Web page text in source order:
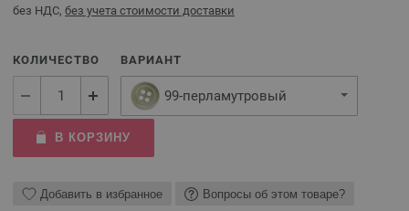
без НДС, без учета стоимости доставки
КОЛИЧЕСТВО ВАРИАНТ
99-перламутровый
В КОРЗИНУ
Добавить в избранное Вопросы об этом товаре?